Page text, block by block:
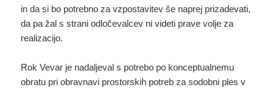
in da si bo potrebno za vzpostavitev še naprej prizadevati,
da pa žal s strani odločevalcev ni videti prave volje za
realizacijo.
Rok Vevar je nadaljeval s potrebo po konceptualnemu
obratu pri obravnavi prostorskih potreb za sodobni ples v